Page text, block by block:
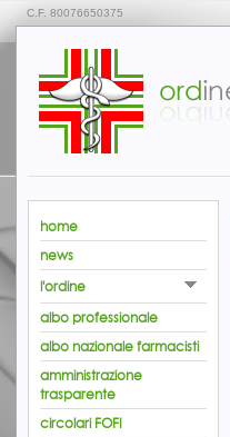
C.F. 80076650375
home
news
l'ordine
albo professionale
albo nazionale farmacisti
amministrazione
trasparente
circolari FOFI